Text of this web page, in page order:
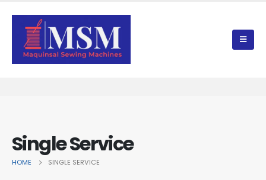
Single Service
HOME SINGLE SERVICE